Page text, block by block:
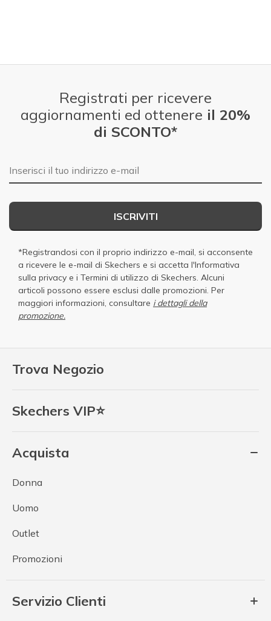
Special Occasions
Walking
Feels true to width
View On Shoes
I'm Really Into Shoes
Trova Negozio
Skechers VIP⭐
Acquista
Donna
Uomo
Outlet
Promozioni
Servizio Clienti
Registrati per ricevere
aggiornamenti ed ottenere il 20%
di SCONTO*
E-mail
ISCRIVITI
*Registrandosi con il proprio indirizzo e-mail, si acconsente
a ricevere le e-mail di Skechers e si accetta l'Informativa
sulla privacy e i Termini di utilizzo di Skechers . Alcuni
articoli possono essere esclusi dalle promozioni. Per
maggiori informazioni, consultare i dettagli della
promozione.